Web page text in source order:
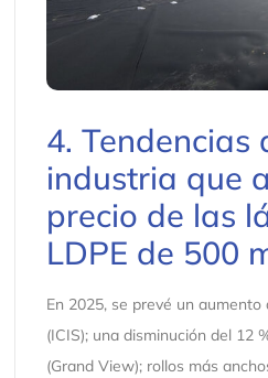
4. Tendencias
industria que
precio de las
LDPE de 500
En 2025, se prevé un
(ICIS); una disminución del 12
(Grand View); rollos más